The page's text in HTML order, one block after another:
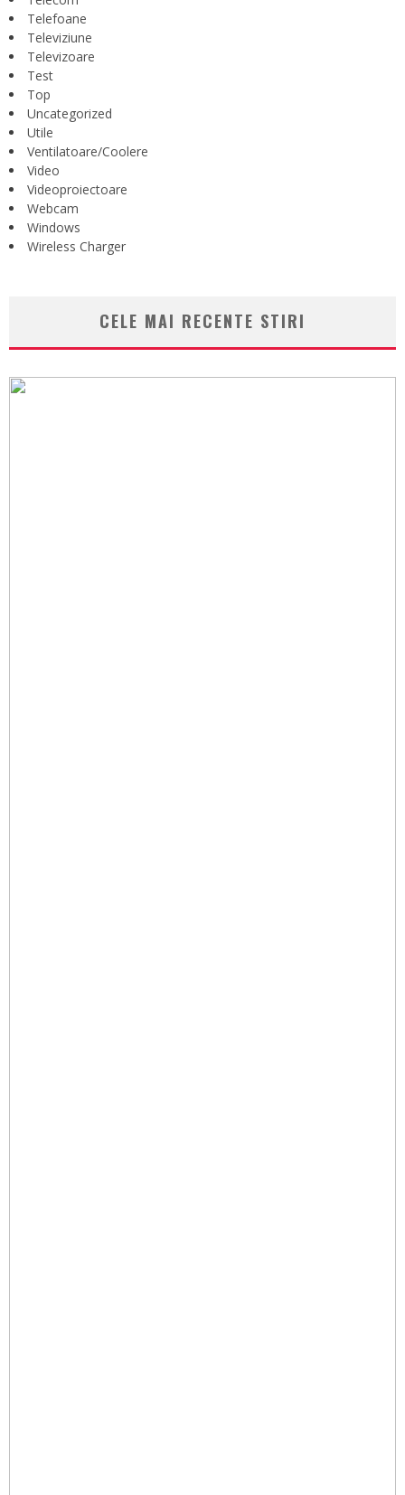
Telefoane
Televiziune
Televizoare
Test
Top
Uncategorized
Utile
Ventilatoare/Coolere
Video
Videoproiectoare
Webcam
Windows
Wireless Charger
CELE MAI RECENTE STIRI